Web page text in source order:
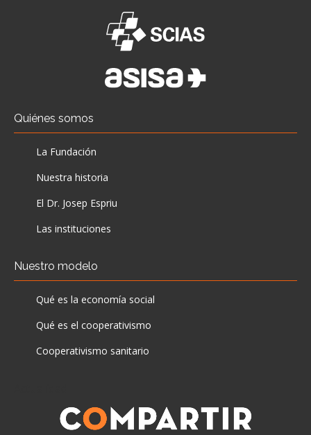
Quiénes somos
La Fundación
Nuestra historia
El Dr. Josep Espriu
Las instituciones
Nuestro modelo
Qué es la economía social
Qué es el cooperativismo
Cooperativismo sanitario